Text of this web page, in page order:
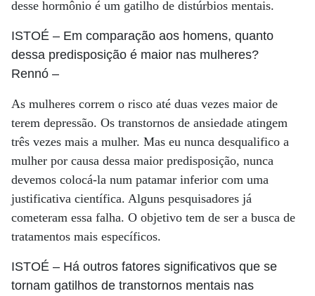
desse hormônio é um gatilho de distúrbios mentais.
ISTOÉ – Em comparação aos homens, quanto
dessa predisposição é maior nas mulheres?
Rennó –
As mulheres correm o risco até duas vezes maior de
terem depressão. Os transtornos de ansiedade atingem
três vezes mais a mulher. Mas eu nunca desqualifico a
mulher por causa dessa maior predisposição, nunca
devemos colocá-la num patamar inferior com uma
justificativa científica. Alguns pesquisadores já
cometeram essa falha. O objetivo tem de ser a busca de
tratamentos mais específicos.
ISTOÉ – Há outros fatores significativos que se
tornam gatilhos de transtornos mentais nas